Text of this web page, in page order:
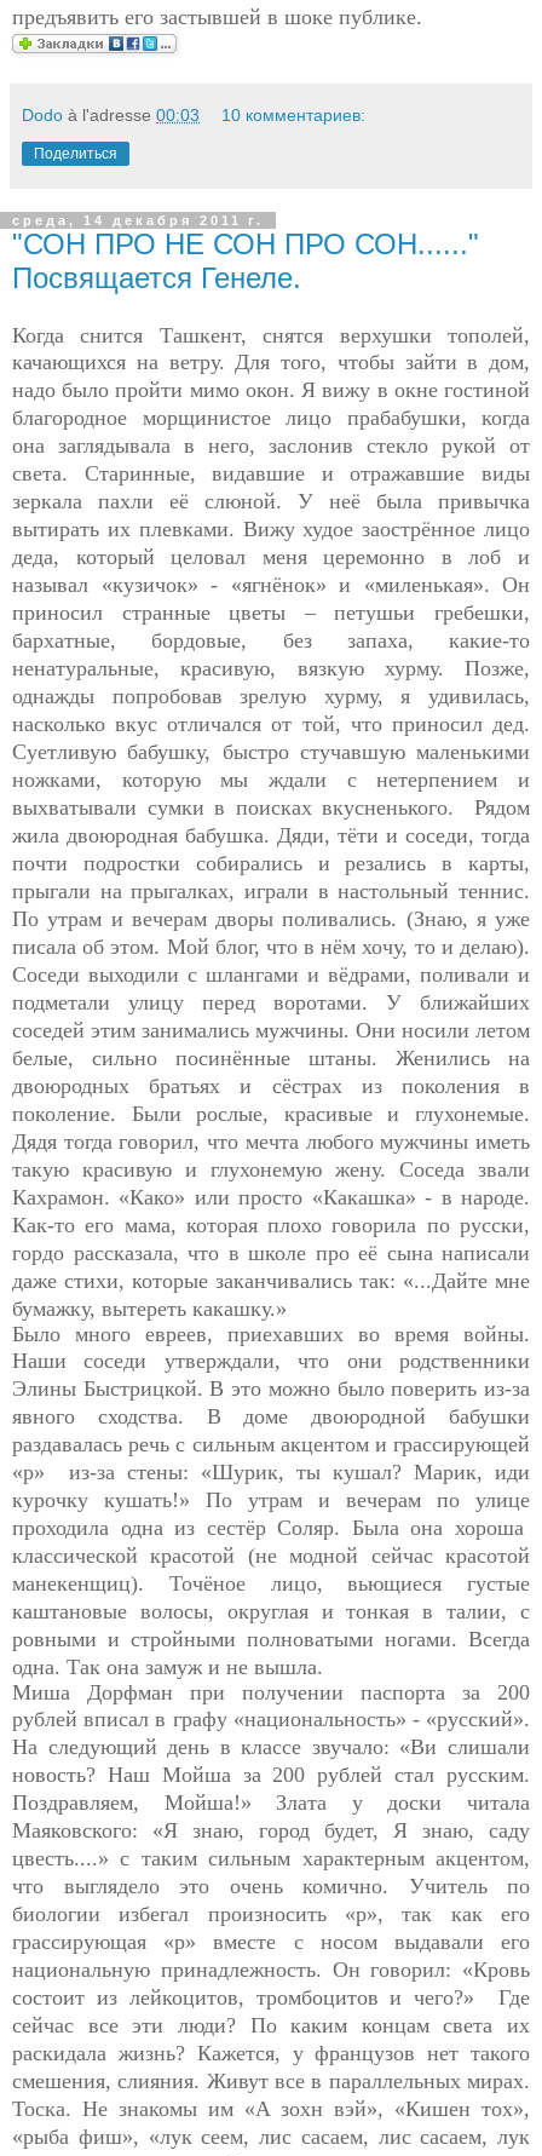
предъявить его застывшей в шоке публике.
Dodo à l'adresse 00:03 10 комментариев:
Поделиться
среда, 14 декабря 2011 г.
"СОН ПРО НЕ СОН ПРО СОН......"
Посвящается Генеле.
Когда снится Ташкент, снятся верхушки тополей,
качающихся на ветру. Для того, чтобы зайти в дом,
надо было пройти мимо окон. Я вижу в окне гостиной
благородное морщинистое лицо прабабушки, когда
она заглядывала в него, заслонив стекло рукой от
света. Старинные, видавшие и отражавшие виды
зеркала пахли её слюной. У неё была привычка
вытирать их плевками. Вижу худое заострённое лицо
деда, который целовал меня церемонно в лоб и
называл «кузичок» - «ягнёнок» и «миленькая». Он
приносил странные цветы – петушьи гребешки,
бархатные, бордовые, без запаха, какие-то
ненатуральные, красивую, вязкую хурму. Позже,
однажды попробовав зрелую хурму, я удивилась,
насколько вкус отличался от той, что приносил дед.
Суетливую бабушку, быстро стучавшую маленькими
ножками, которую мы ждали с нетерпением и
выхватывали сумки в поисках вкусненького. Рядом
жила двоюродная бабушка. Дяди, тёти и соседи, тогда
почти подростки собирались и резались в карты,
прыгали на прыгалках, играли в настольный теннис.
По утрам и вечерам дворы поливались. (Знаю, я уже
писала об этом. Мой блог, что в нём хочу, то и делаю).
Соседи выходили с шлангами и вёдрами, поливали и
подметали улицу перед воротами. У ближайших
соседей этим занимались мужчины. Они носили летом
белые, сильно посинённые штаны. Женились на
двоюродных братьях и сёстрах из поколения в
поколение. Были рослые, красивые и глухонемые.
Дядя тогда говорил, что мечта любого мужчины иметь
такую красивую и глухонемую жену. Соседа звали
Кахрамон. «Како» или просто «Какашка» - в народе.
Как-то его мама, которая плохо говорила по русски,
гордо рассказала, что в школе про её сына написали
даже стихи, которые заканчивались так: «...Дайте мне
бумажку, вытереть какашку.»
Было много евреев, приехавших во время войны.
Наши соседи утверждали, что они родственники
Элины Быстрицкой. В это можно было поверить из-за
явного сходства. В доме двоюродной бабушки
раздавалась речь с сильным акцентом и грассирующей
«р» из-за стены: «Шурик, ты кушал? Марик, иди
курочку кушать!» По утрам и вечерам по улице
проходила одна из сестёр Соляр. Была она хороша
классической красотой (не модной сейчас красотой
манекенщиц). Точёное лицо, вьющиеся густые
каштановые волосы, округлая и тонкая в талии, с
ровными и стройными полноватыми ногами. Всегда
одна. Так она замуж и не вышла.
Миша Дорфман при получении паспорта за 200
рублей вписалв графу «национальность» - «русский».
На следующий день в классе звучало: «Ви слишали
новость? Наш Мойша за 200 рублей стал русским.
Поздравляем, Мойша!» Злата у доски читала
Маяковского: «Я знаю, город будет, Я знаю, саду
цвесть....» с таким сильным характерным акцентом,
что выглядело это очень комично. Учитель по
биологии избегал произносить «р», так как его
грассирующая «р» вместе с носом выдавали его
национальную принадлежность. Он говорил: «Кровь
состоит из лейкоцитов, тромбоцитов и чего?» Где
сейчас все эти люди? По каким концам света их
раскидала жизнь? Кажется, у французов нет такого
смешения, слияния. Живут все в параллельных мирах.
Тоска. Не знакомы им «А зохн вэй», «Кишен тох»,
«рыба фиш», «лук сеем, лис сасаем, лис сасаем, лук